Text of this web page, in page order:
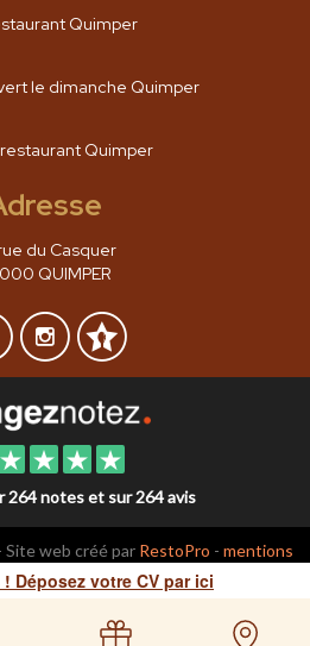
Quimper
le dimanche Quimper
Quimper
du Casquer
QUIMPER
264 notes et sur 264 avis
web créé par RestoPro - mentions
légales
Déposez votre CV par ici